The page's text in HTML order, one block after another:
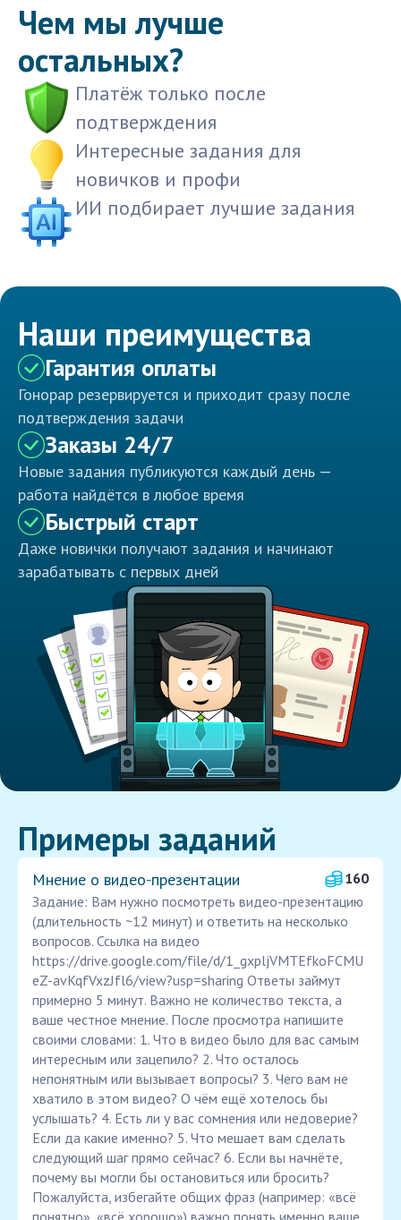
Чем мы лучше
остальных?
Платёж только после
подтверждения
Интересные задания для
новичков и профи
ИИ подбирает лучшие задания
Наши преимущества
Гарантия оплаты
Гонорар резервируется и приходит сразу после
подтверждения задачи
Заказы 24/7
Новые задания публикуются каждый день —
работа найдётся в любое время
Быстрый старт
Даже новички получают задания и начинают
зарабатывать с первых дней
Примеры заданий
Мнение о видео‑презентации
160
Задание: Вам нужно посмотреть видео-презентацию
(длительность ~12 минут) и ответить на несколько
вопросов. Ссылка на видео
https://drive.google.com/file/d/1_gxpljVMTEfkoFCMU
eZ-avKqfVxzJfl6/view?usp=sharing Ответы займут
примерно 5 минут. Важно не количество текста, а
ваше честное мнение. После просмотра напишите
своими словами: 1. Что в видео было для вас самым
интересным или зацепило? 2. Что осталось
непонятным или вызывает вопросы? 3. Чего вам не
хватило в этом видео? О чём ещё хотелось бы
услышать? 4. Есть ли у вас сомнения или недоверие?
Если да какие именно? 5. Что мешает вам сделать
следующий шаг прямо сейчас? 6. Если вы начнёте,
почему вы могли бы остановиться или бросить? ️
Пожалуйста, избегайте общих фраз (например: «всё